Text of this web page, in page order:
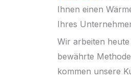
Ihnen einen
Ihres
Wir arbeiten
bewährte
kommen unsere